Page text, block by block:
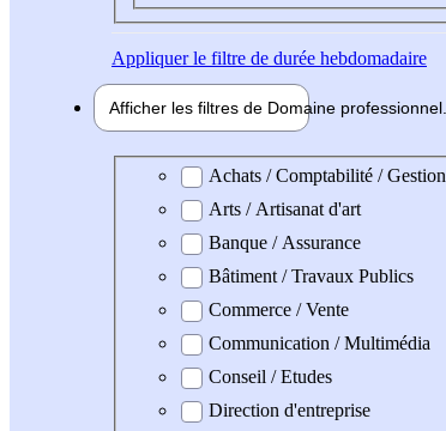
Appliquerle filtre de durée hebdomadaire
Afficher les filtres de Domaine professionnel
Domaine professionel
Achats / Comptabilité / Gestion
Arts / Artisanat d'art
Banque / Assurance
Bâtiment / Travaux Publics
Commerce / Vente
Communication / Multimédia
Conseil / Etudes
Direction d'entreprise